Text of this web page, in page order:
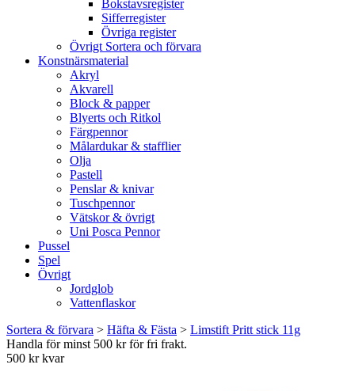
Bokstavsregister
Sifferregister
Övriga register
Övrigt Sortera och förvara
Konstnärsmaterial
Akryl
Akvarell
Block & papper
Blyerts och Ritkol
Färgpennor
Målardukar & stafflier
Olja
Pastell
Penslar & knivar
Tuschpennor
Vätskor & övrigt
Uni Posca Pennor
Pussel
Spel
Övrigt
Jordglob
Vattenflaskor
Sortera & förvara > Häfta & Fästa > Limstift Pritt stick 11g
Handla för minst 500 kr för fri frakt.
500 kr kvar